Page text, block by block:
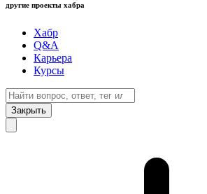
другие проекты хабра
Хабр
Q&A
Карьера
Курсы
Закрыть